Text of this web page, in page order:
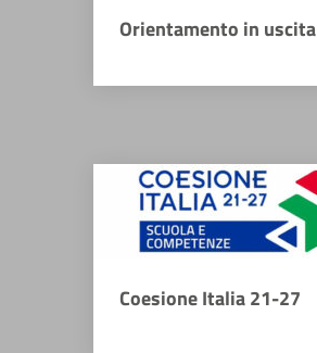
Orientamento in uscita
Coesione Italia 21-27